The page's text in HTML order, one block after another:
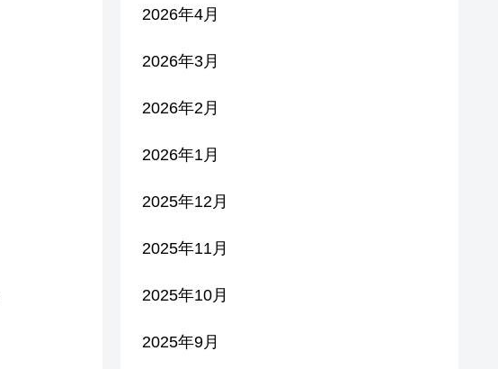
2026年4月
2026年3月
2026年2月
2026年1月
2025年12月
2025年11月
2025年10月
2025年9月